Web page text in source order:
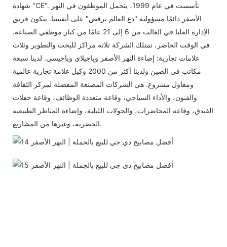
شهادة "CE". تأسست في عام 1999، يتحمل الموظفون في النهر
الأصفر دائمًا مسؤولية "دع العالم يرقص" على أنفسنا. يتكون فريق
الإدارة العليا في الغالب من 6 إلى 21 عامًا من كبار موظفي الصناعة.
في الوقت الحاضر، تمتلك الشركة ثلاثة مراكز للبحث والتطوير وثلاث
علامات تجارية: إضاءة النهر الأصفر وياجيلاي وياجيسي. لدينا سبعة
مكاتب في الصين ولدينا أكثر من 2000 وكيل علامة تجارية عالمية
ومقاول مشروع. هي الشركات المصنعة المفضلة لمركز الثقافة
والفنون، والأداء السياحي، وقاعة متعددة الوظائف، وقاعة حفلات
الفندق، وقاعة المحاضرات، والجولات الليلية، وإضاءة المناظر الطبيعية
الحضرية، وغيرها من المشاريع.